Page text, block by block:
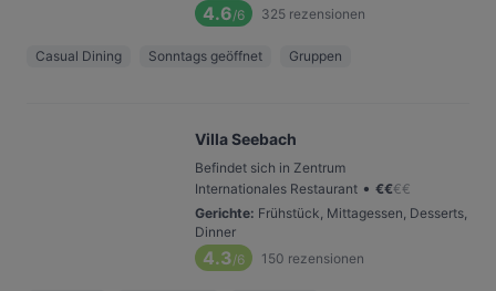
4.6/6 325 rezensionen
Casual Dining Sonntags geöffnet Gruppen
Villa Seebach
Befindet sich in Zentrum
Internationales Restaurant • €€€€
Gerichte: Frühstück, Mittagessen, Desserts,
Dinner
4.3/6 150 rezensionen